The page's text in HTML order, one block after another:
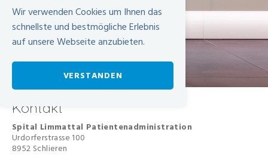
Kontakt
Spital Limmattal Patientenadministration
Urdorferstrasse 100
8952 Schlieren
Wir verwenden Cookies um Ihnen das
schnellste und bestmögliche Erlebnis
auf unsere Webseite anzubieten.
VERSTANDEN
-